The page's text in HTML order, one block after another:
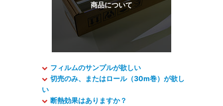
フィルムのサンプルが欲しい
切売のみ、またはロール（30m巻）が欲し
い
断熱効果はありますか？